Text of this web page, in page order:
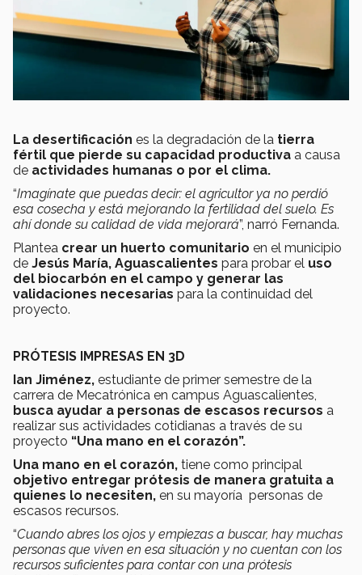
La desertificación es la degradación de la tierra
fértil que pierde su capacidad productiva a causa
de actividades humanas o por el clima.
“Imagínate que puedas decir: el agricultor ya no perdió
esa cosecha y está mejorando la fertilidad del suelo. Es
ahí donde su calidad de vida mejorará”, narró Fernanda.
Plantea crear un huerto comunitario en el municipio
de Jesús María, Aguascalientes para probar el uso
del biocarbón en el campo y generar las
validaciones necesarias para la continuidad del
proyecto.
PRÓTESIS IMPRESAS EN 3D
Ian Jiménez, estudiante de primer semestre de la
carrera de Mecatrónica en campus Aguascalientes,
busca ayudar a personas de escasos recursos a
realizar sus actividades cotidianas a través de su
proyecto “Una mano en el corazón”.
Una mano en el corazón, tiene como principal
objetivo entregar prótesis de manera gratuita a
quienes lo necesiten, en su mayoría personas de
escasos recursos.
“Cuando abres los ojos y empiezas a buscar, hay muchas
personas que viven en esa situación y no cuentan con los
recursos suficientes para contar con una prótesis